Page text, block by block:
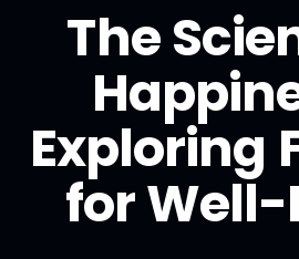
The
Exploring
for Well-